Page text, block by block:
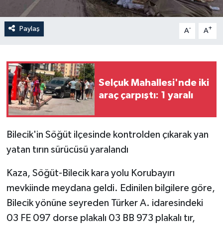
Paylaş A- A+
Selçuk Mahallesi'nde iki
araç çarpıştı: 1 yaralı
Bilecik'in Söğüt ilçesinde kontrolden çıkarak yan
yatan tırın sürücüsü yaralandı
Kaza, Söğüt-Bilecik kara yolu Korubayırı
mevkiinde meydana geldi. Edinilen bilgilere göre,
Bilecik yönüne seyreden Türker A. idaresindeki
03 FE 097 dorse plakalı 03 BB 973 plakalı tır,